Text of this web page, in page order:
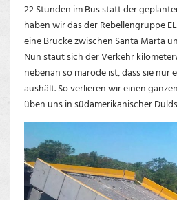
22 Stunden im Bus statt der
haben wir das der Rebellengruppe
eine Brücke zwischen Santa Marta
Nun staut sich der Verkehr
nebenan so marode ist, dass sie nur
aushält. So verlieren wir einen
üben uns in südamerikanischer